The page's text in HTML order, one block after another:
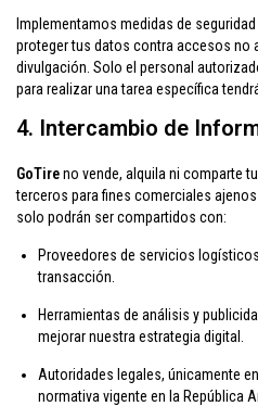
Implementamos medidas de
proteger tus datos contra accesos no
divulgación. Solo el personal
para realizar una tarea específica
4. Intercambio de
GoTireno vende, alquila ni comparte
terceros para fines comerciales
solo podrán ser compartidos con:
Proveedores de servicios
transacción.
Herramientas de análisis y
mejorar nuestra estrategia digital.
Autoridades legales, únicamente
normativa vigente en la República